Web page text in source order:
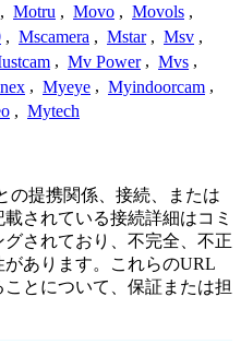
, Motru , Movo , Movols ,
, Mscamera , Mstar , Msv ,
, Mv Power , Mvs ,
, Myeye , Myindoorcam ,
, Mytech
の提携関係、接続、または
されている接続詳細はコミ
されており、不完全、不正
あります。これらのURL
とについて、保証または担